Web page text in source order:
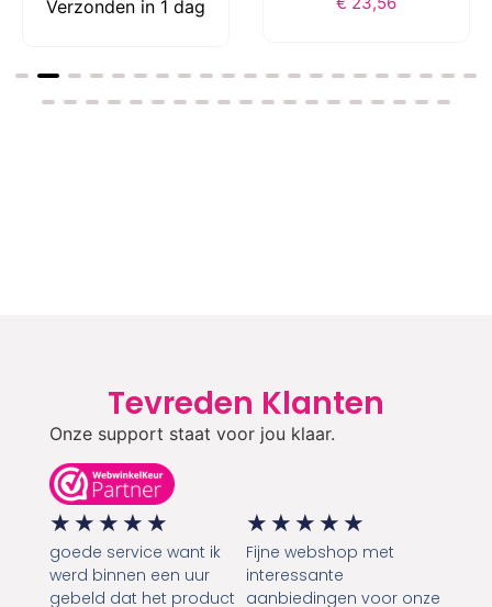
€8,50
Verzonden in 1 dag
Cognac-
€ 23,56
Tevreden Klanten
Onze support staat voor jou klaar.
★★★★★ ★★★★★